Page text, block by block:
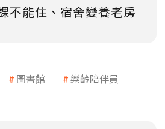
不能住、宿舍變養老房
圖書館
樂齡陪伴員